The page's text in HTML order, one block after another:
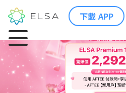
下載 APP